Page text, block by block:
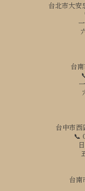
台北市大安
台
台中市西
📞
台南